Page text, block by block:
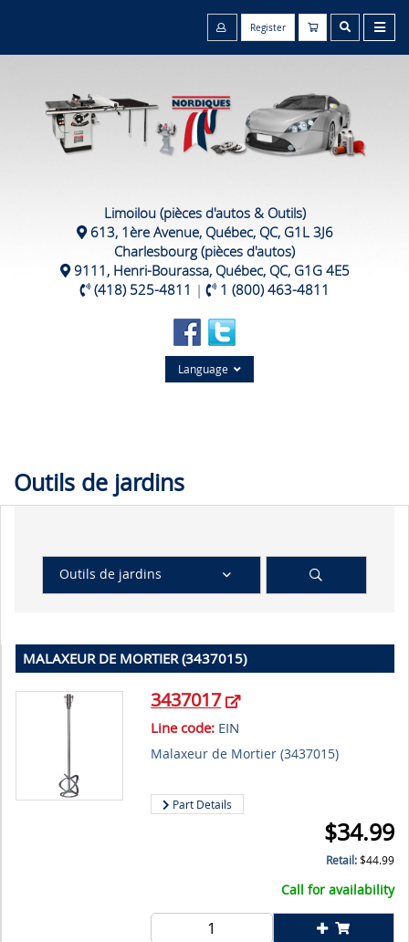
Register
Limoilou (pièces d'autos & Outils)
613, 1ère Avenue, Québec, QC, G1L 3J6
Charlesbourg (pièces d'autos)
9111, Henri-Bourassa, Québec, QC, G1G 4E5
(418) 525-4811 | 1 (800) 463-4811
Language
Outils de jardins
Outils de jardins
MALAXEUR DE MORTIER (3437015)
3437017
Line code: EIN
Malaxeur de Mortier (3437015)
Part Details
$34.99
Retail:$44.99
Call for availability